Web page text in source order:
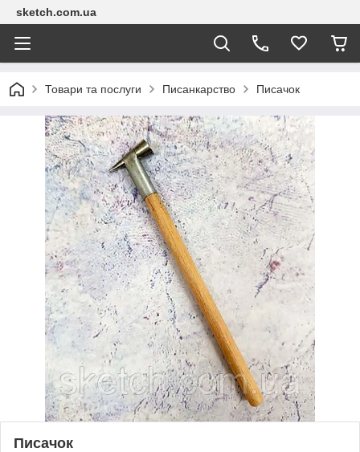
sketch.com.ua
Товари та послуги Писанкарство Писачок
Писачок